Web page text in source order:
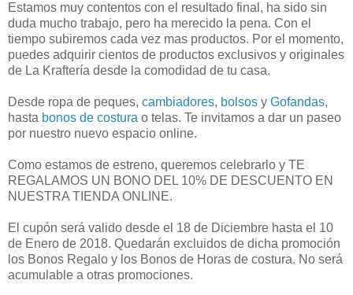
Estamos muy contentos con el resultado final, ha sido sin
duda mucho trabajo, pero ha merecido la pena. Con el
tiempo subiremos cada vez mas productos. Por el momento,
puedes adquirir cientos de productos exclusivos y originales
de La Kraftería desde la comodidad de tu casa.
Desde ropa de peques, cambiadores, bolsos y Gofandas,
hasta bonos de costura o telas. Te invitamos a dar un paseo
por nuestro nuevo espacio online.
Como estamos de estreno, queremos celebrarlo y TE
REGALAMOS UN BONO DEL 10% DE DESCUENTO EN
NUESTRA TIENDA ONLINE.
El cupón será valido desde el 18 de Diciembre hasta el 10
de Enero de 2018. Quedarán excluidos de dicha promoción
los Bonos Regalo y los Bonos de Horas de costura. No será
acumulable a otras promociones.